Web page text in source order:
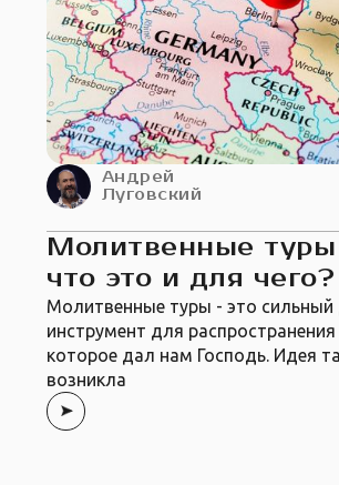
Андрей
Луговский
Молитвенные
что это и для чего?
Молитвенные туры - это сильный
инструмент для
которое дал нам Господь. Идея
возникла